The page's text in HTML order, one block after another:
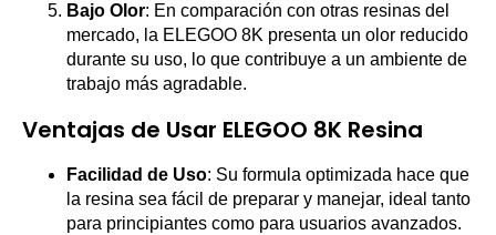
Bajo Olor: En comparación con otras resinas del
mercado, la ELEGOO 8K presenta un olor reducido
durante su uso, lo que contribuye a un ambiente de
trabajo más agradable.
Ventajas de Usar ELEGOO 8K Resina
Facilidad de Uso: Su formula optimizada hace que
la resina sea fácil de preparar y manejar, ideal tanto
para principiantes como para usuarios avanzados.